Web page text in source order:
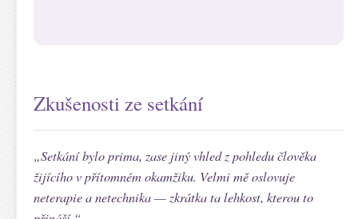
Zkušenosti ze setkání
„Setkání bylo prima, zase jiný vhled z pohledu člověka
žijícího v přítomném okamžiku. Velmi mě oslovuje
neterapie a netechnika — zkrátka ta lehkost, kterou to